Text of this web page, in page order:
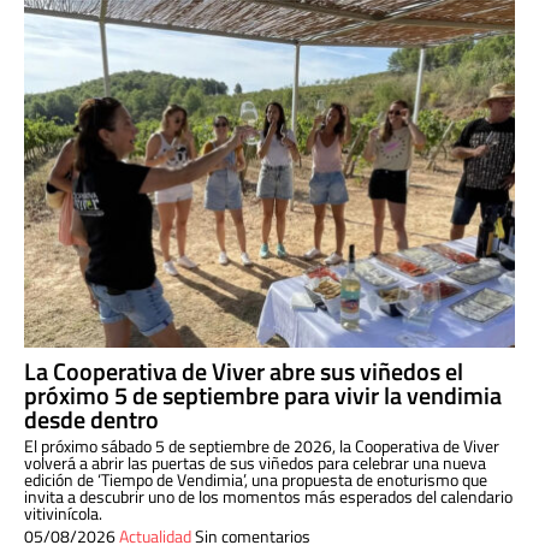
La Cooperativa de Viver abre sus viñedos el
próximo 5 de septiembre para vivir la vendimia
desde dentro
El próximo sábado 5 de septiembre de 2026, la Cooperativa de Viver
volverá a abrir las puertas de sus viñedos para celebrar una nueva
edición de ‘Tiempo de Vendimia’, una propuesta de enoturismo que
invita a descubrir uno de los momentos más esperados del calendario
vitivinícola.
05/08/2026ActualidadSin comentarios